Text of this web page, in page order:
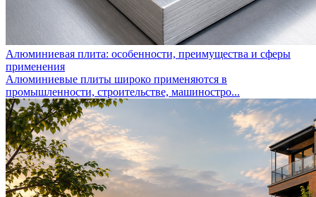
Алюминиевая плита: особенности, преимущества и сферы
применения
Алюминиевые плиты широко применяются в
промышленности, строительстве, машиностро...